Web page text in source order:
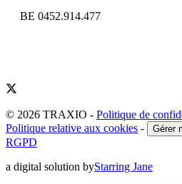
BE 0452.914.477
© 2026 TRAXIO - Politique de
Politique relative aux cookies - Gérer
RGPD
a digital solution byStarring Jane